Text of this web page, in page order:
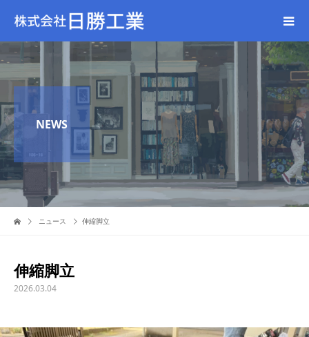
NEWS
ニュース 伸縮脚立
伸縮脚立
2026.03.04